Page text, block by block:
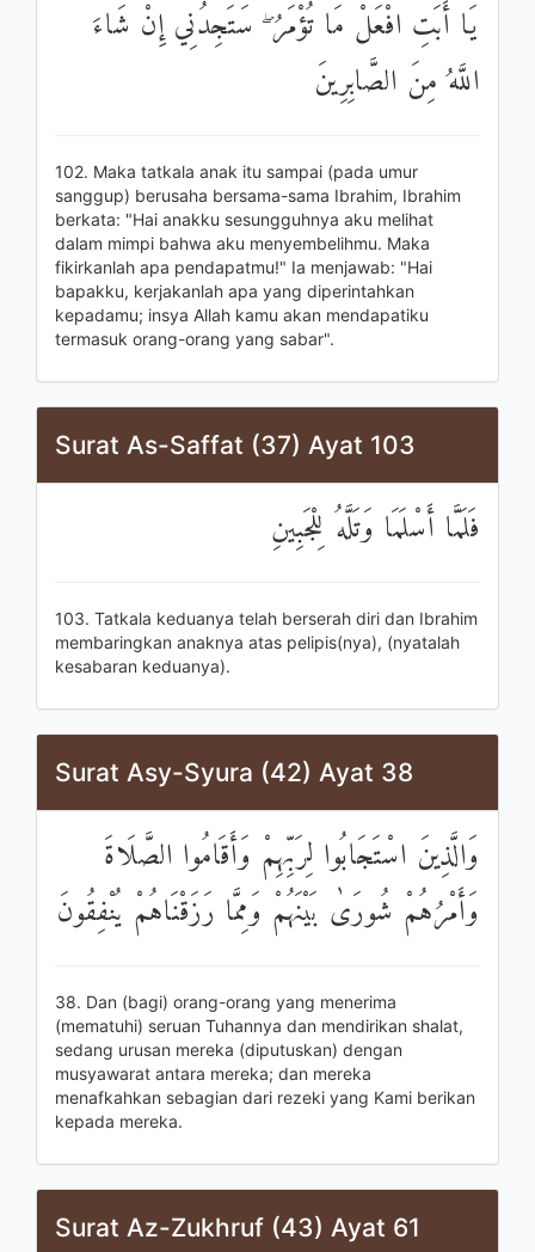
يَا أَبَتِ افْعَلْ مَا تُؤْمَرُ ۖ سَتَجِدُنِي إِنْ شَاءَ
اللَّهُ مِنَ الصَّابِرِينَ
102. Maka tatkala anak itu sampai (pada umur
sanggup) berusaha bersama-sama Ibrahim, Ibrahim
berkata: "Hai anakku sesungguhnya aku melihat
dalam mimpi bahwa aku menyembelihmu. Maka
fikirkanlah apa pendapatmu!" Ia menjawab: "Hai
bapakku, kerjakanlah apa yang diperintahkan
kepadamu; insya Allah kamu akan mendapatiku
termasuk orang-orang yang sabar".
Surat As-Saffat (37) Ayat 103
فَلَمَّا أَسْلَمَا وَتَلَّهُ لِلْجَبِينِ
103. Tatkala keduanya telah berserah diri dan Ibrahim
membaringkan anaknya atas pelipis(nya), (nyatalah
kesabaran keduanya).
Surat Asy-Syura (42) Ayat 38
وَالَّذِينَ اسْتَجَابُوا لِرَبِّهِمْ وَأَقَامُوا الصَّلَاةَ
وَأَمْرُهُمْ شُورَىٰ بَيْنَهُمْ وَمِمَّا رَزَقْنَاهُمْ يُنْفِقُونَ
38. Dan (bagi) orang-orang yang menerima
(mematuhi) seruan Tuhannya dan mendirikan shalat,
sedang urusan mereka (diputuskan) dengan
musyawarat antara mereka; dan mereka
menafkahkan sebagian dari rezeki yang Kami berikan
kepada mereka.
Surat Az-Zukhruf (43) Ayat 61